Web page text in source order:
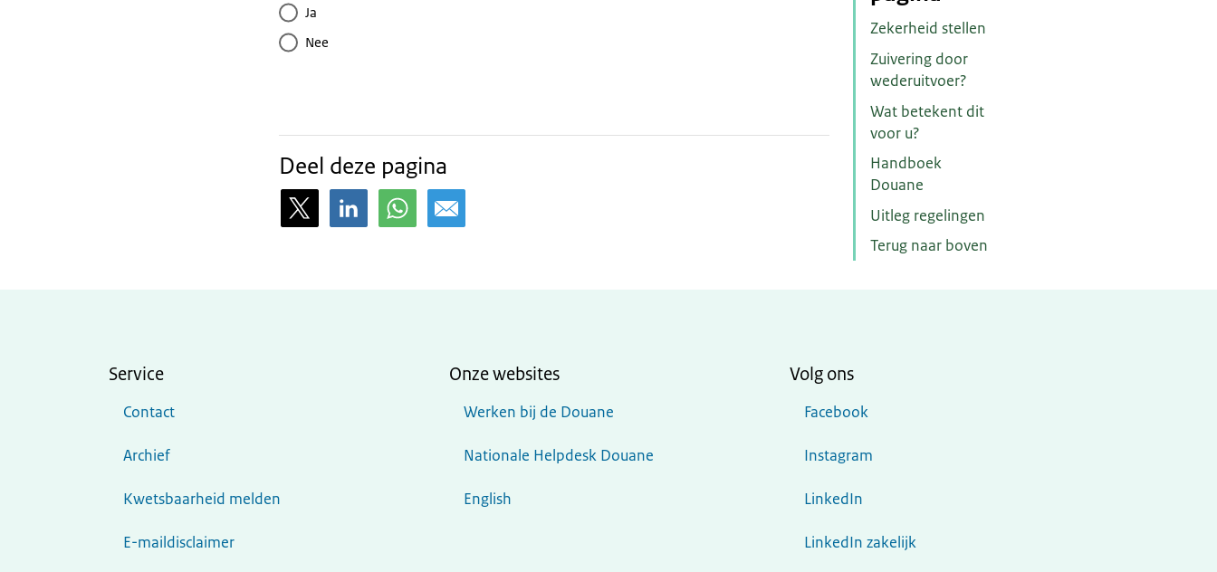
Zekerheid stellen
Zuivering door
wederuitvoer?
Wat betekent dit
voor u?
Handboek
Douane
Uitleg regelingen
Terug naar boven
Ja
Nee
Deel deze pagina
Service
Contact
Archief
Kwetsbaarheid melden
E-maildisclaimer
Onze websites
Werken bij de Douane
Nationale Helpdesk Douane
English
Volg ons
Facebook
Instagram
LinkedIn
LinkedIn zakelijk